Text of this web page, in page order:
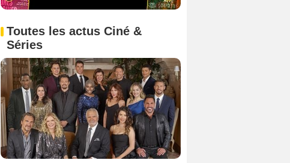
Toutes les actus Ciné &
Séries